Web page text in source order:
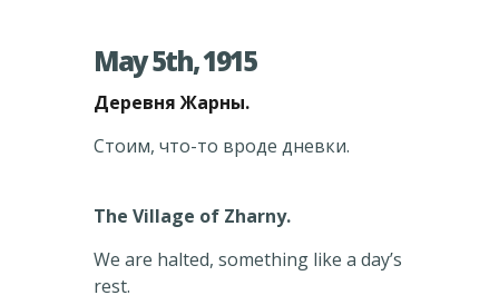
May 5th, 1915
Деревня Жарны.
Стоим, что-то вроде дневки.
The Village of Zharny.
We are halted, something like a day’s
rest.